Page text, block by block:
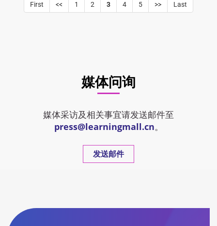
First << 1 2 3 4 5 >> Last
媒体问询
媒体采访及相关事宜请发送邮件至
press@learningmall.cn。
发送邮件